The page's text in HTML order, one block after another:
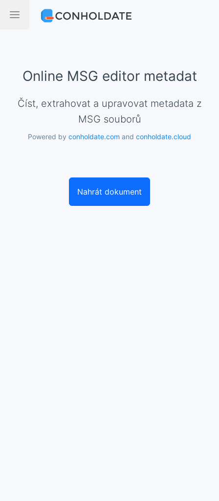
Online MSG editor metadat
Číst, extrahovat a upravovat metadata z
MSG souborů
Powered by conholdate.com and conholdate.cloud
Nahrát dokument